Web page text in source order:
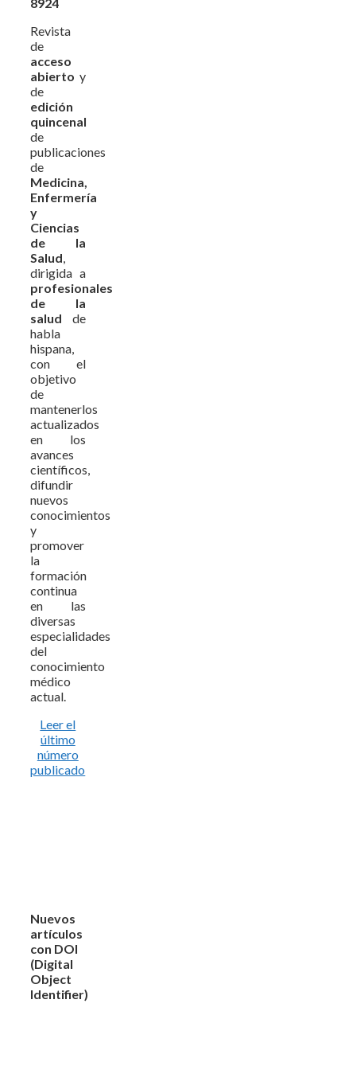
8924
Revista
de
acceso
abierto y
de
edición
quincenal
de
publicaciones
de
Medicina,
Enfermería
y
Ciencias
de la
Salud,
dirigida a
profesionales
de la
salud de
habla
hispana,
con el
objetivo
de
mantenerlos
actualizados
en los
avances
científicos,
difundir
nuevos
conocimientos
y
promover
la
formación
continua
en las
diversas
especialidades
del
conocimiento
médico
actual.
Leer el
último
número
publicado
Nuevos
artículos
con DOI
(Digital
Object
Identifier)